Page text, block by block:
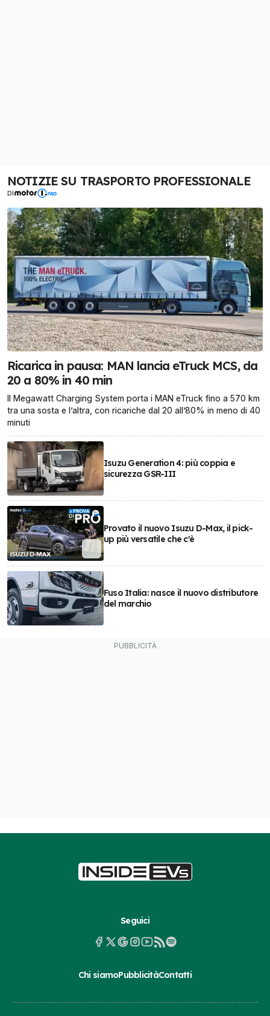
NOTIZIE SU TRASPORTO PROFESSIONALE
DI
Ricarica in pausa: MAN lancia eTruck MCS, da
20 a 80% in 40 min
Il Megawatt Charging System porta i MAN eTruck fino a 570 km
tra una sosta e l’altra, con ricariche dal 20 all’80% in meno di 40
minuti
Isuzu Generation 4: più coppia e
sicurezza GSR-III
Provato il nuovo Isuzu D-Max, il pick-
up più versatile che c'è
Fuso Italia: nasce il nuovo distributore
del marchio
Seguici
Chi siamoPubblicitàContatti